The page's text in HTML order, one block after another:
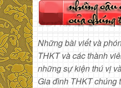
Những bài viết và
THKT và các thành
những sự kiện thú vị
Gia đình THKT chúng